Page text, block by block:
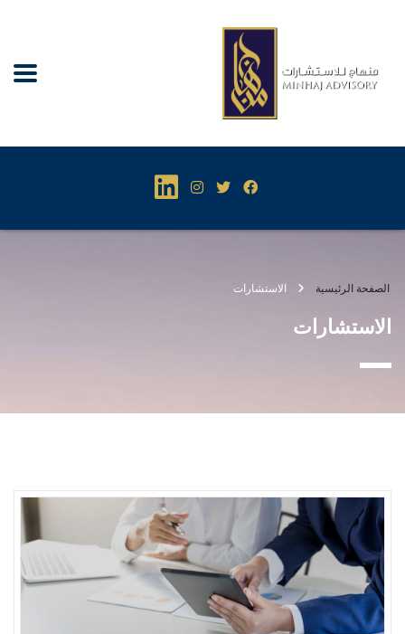
الصفحة الرئيسية الاستشارات
الاستشارات